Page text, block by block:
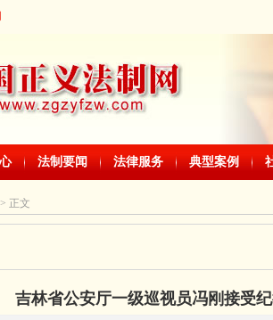
法制要闻 法律服务 典型案例
正文
吉林省公安厅一级巡视员冯刚接受